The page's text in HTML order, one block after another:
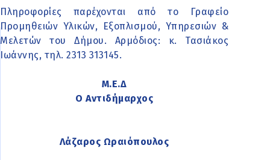
Πληροφορίες παρέχονται από το Γραφείο
Προμηθειών Υλικών, Εξοπλισμού, Υπηρεσιών &
Μελετών του Δήμου. Αρμόδιος: κ. Τασιάκος
Ιωάννης, τηλ. 2313 313145.
Μ.Ε.Δ
Ο Αντιδήμαρχος
Λάζαρος Ωραιόπουλος